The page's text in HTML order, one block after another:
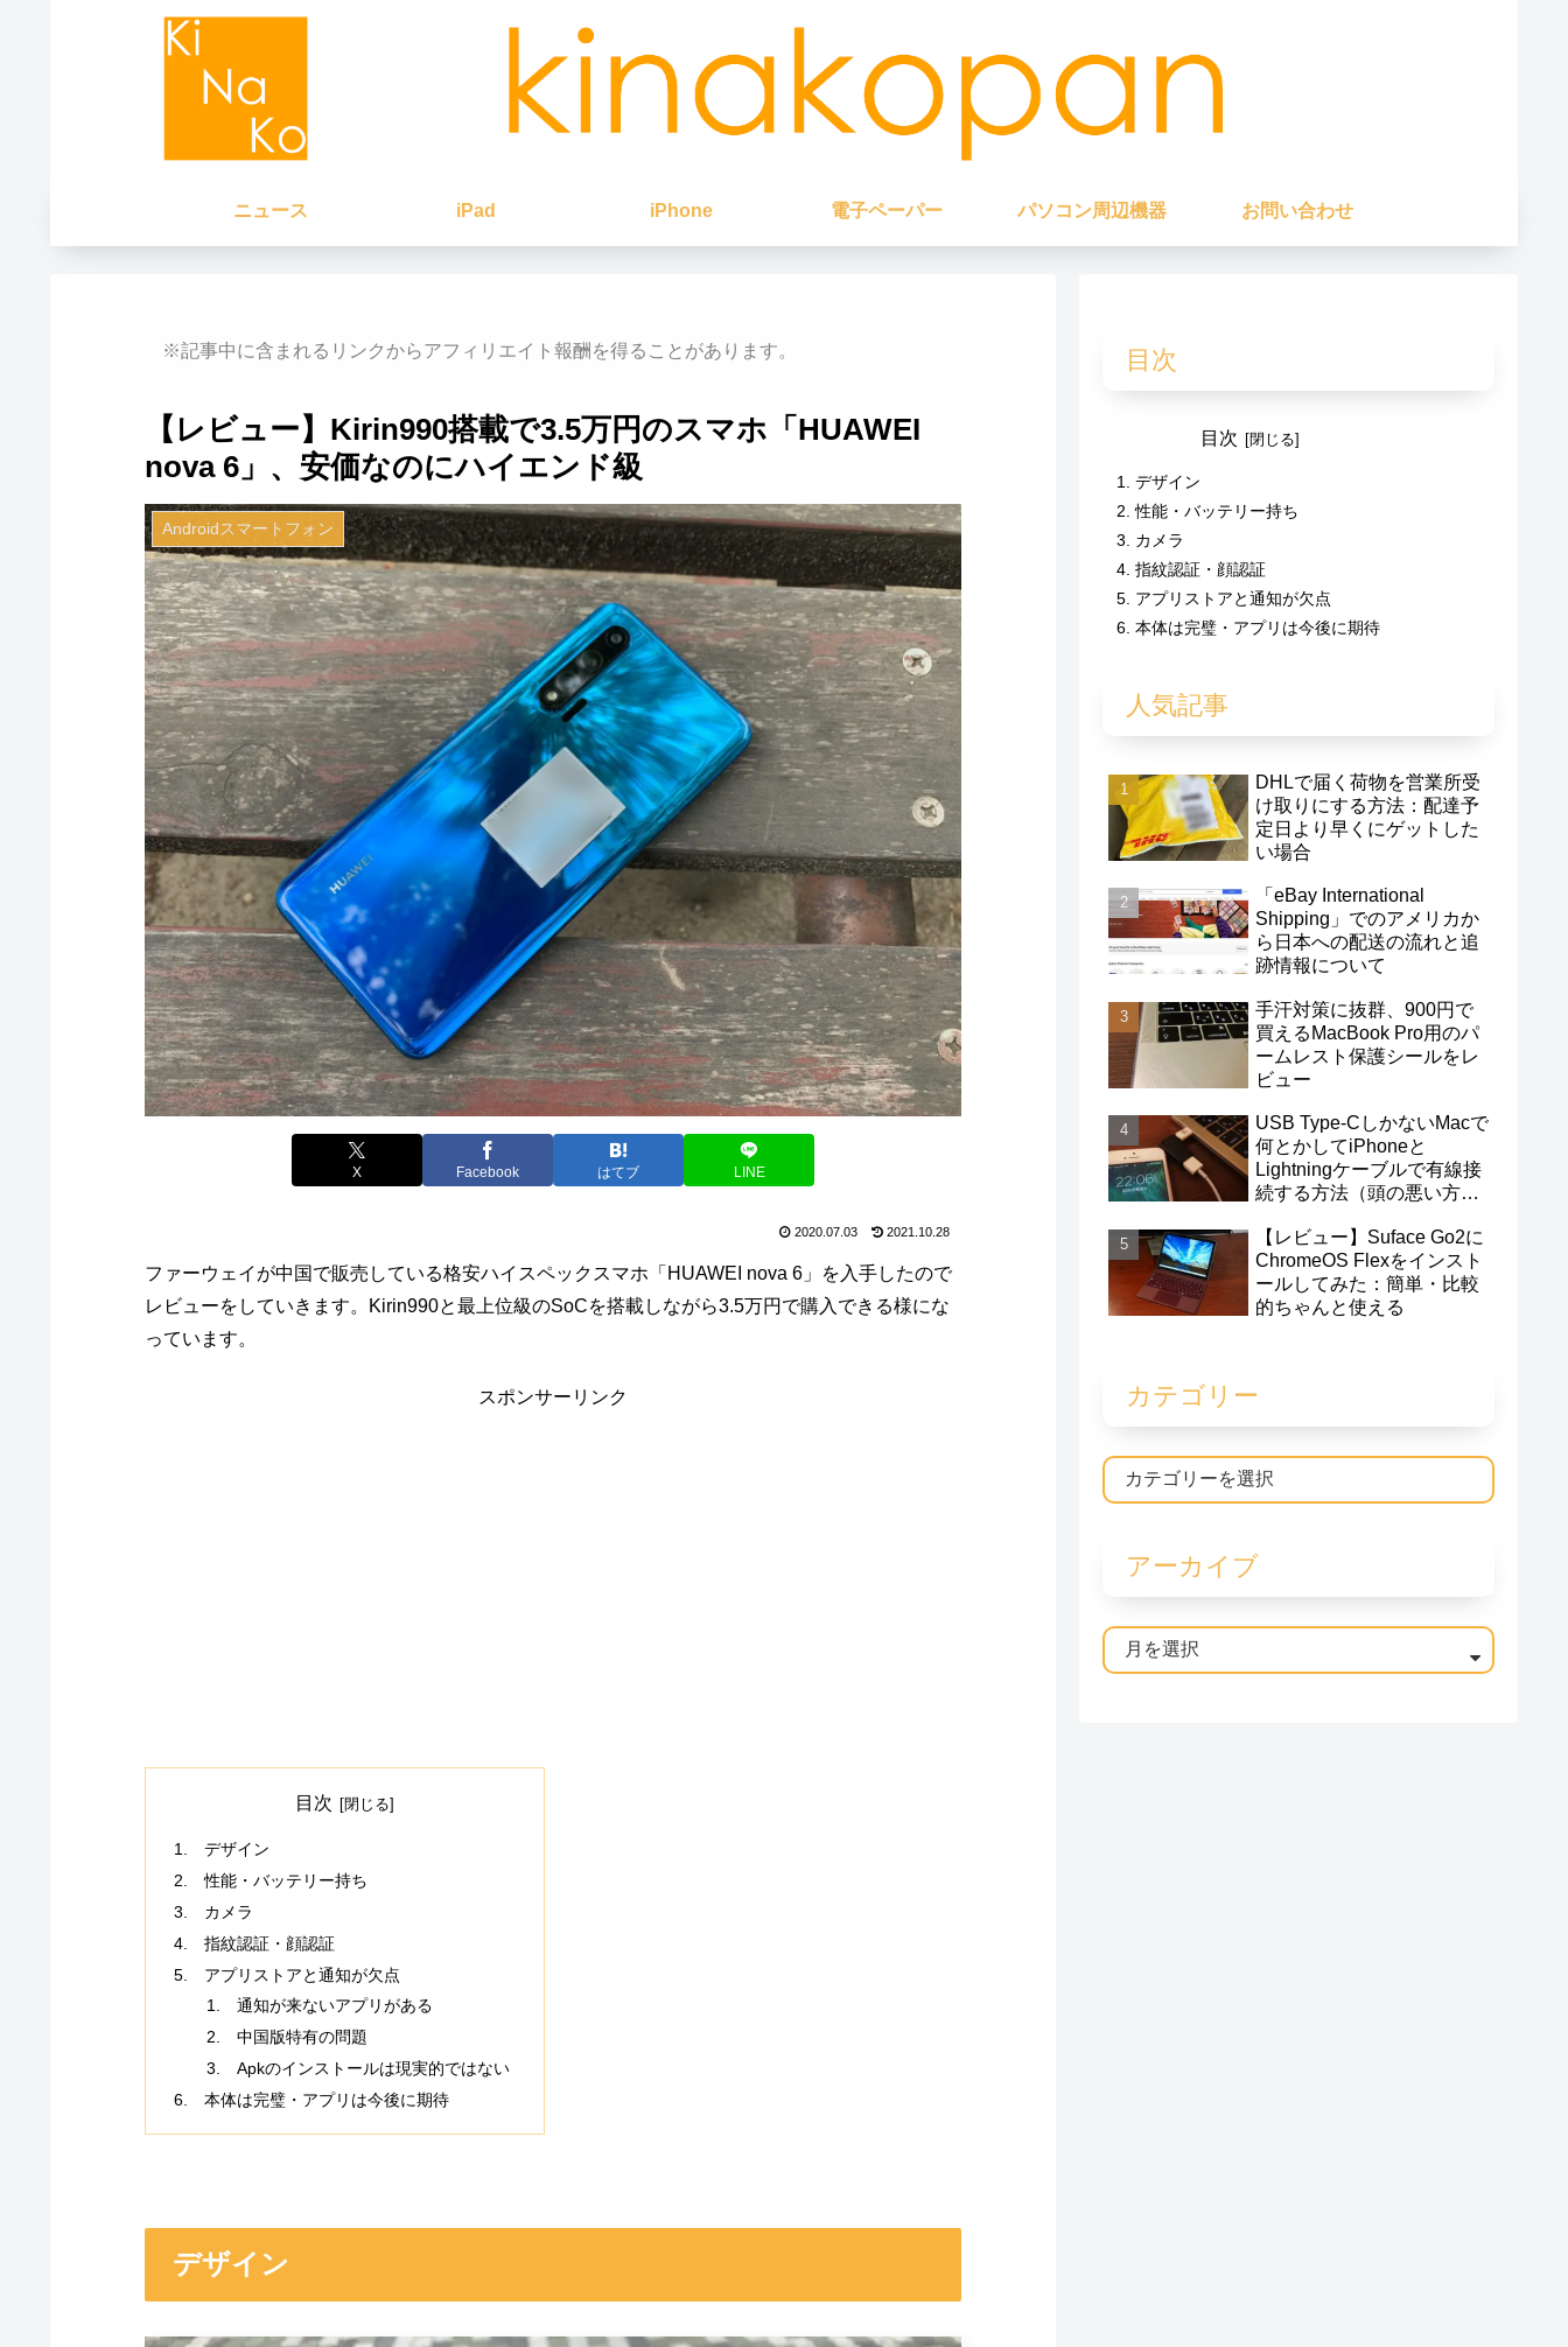
ニュース iPad iPhone 電子ペーパー パソコン周辺機器 お問い合わせ
※記事中に含まれるリンクからアフィリエイト報酬を得ることがあります。
【レビュー】Kirin990搭載で3.5万円のスマホ「HUAWEI
nova 6」、安価なのにハイエンド級
Androidスマートフォン
X Facebook はてブ LINE
2020.07.03 2021.10.28
ファーウェイが中国で販売している格安ハイスペックスマホ「HUAWEI nova 6」を入手したので
レビューをしていきます。Kirin990と最上位級のSoCを搭載しながら3.5万円で購入できる様にな
っています。
スポンサーリンク
目次
デザイン
性能・バッテリー持ち
カメラ
指紋認証・顔認証
アプリストアと通知が欠点
通知が来ないアプリがある
中国版特有の問題
Apkのインストールは現実的ではない
本体は完璧・アプリは今後に期待
デザイン
目次
目次
デザイン
性能・バッテリー持ち
カメラ
指紋認証・顔認証
アプリストアと通知が欠点
本体は完璧・アプリは今後に期待
人気記事
DHLで届く荷物を営業所受
け取りにする方法：配達予
定日より早くにゲットした
い場合
「eBay International
Shipping」でのアメリカか
ら日本への配送の流れと追
跡情報について
手汗対策に抜群、900円で
買えるMacBook Pro用のパ
ームレスト保護シールをレ
ビュー
USB Type-CしかないMacで
何とかしてiPhoneと
Lightningケーブルで有線接
続する方法（頭の悪い方
【レビュー】Suface Go2に
ChromeOS Flexをインスト
ールしてみた：簡単・比較
的ちゃんと使える
カテゴリー
アーカイブ